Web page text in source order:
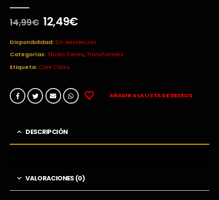
14,99€ El
precio
original
era:
14,99€.
12,49€El
actual
es:
Disponibilidad: Sin existencias
Categorías: Studio Series,Transformers
Etiqueta: Core Class
AÑADIR A LA LISTA DE DESEOS
DESCRIPCIÓN
VALORACIONES (0)